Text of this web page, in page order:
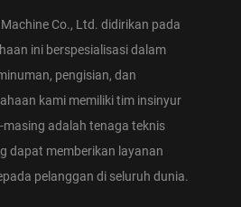
Co., Ltd. didirikan pada
ini berspesialisasi dalam
pengisian, dan
kami memiliki tim insinyur
masing adalah tenaga teknis
dapat memberikan layanan
pelanggan di seluruh dunia.